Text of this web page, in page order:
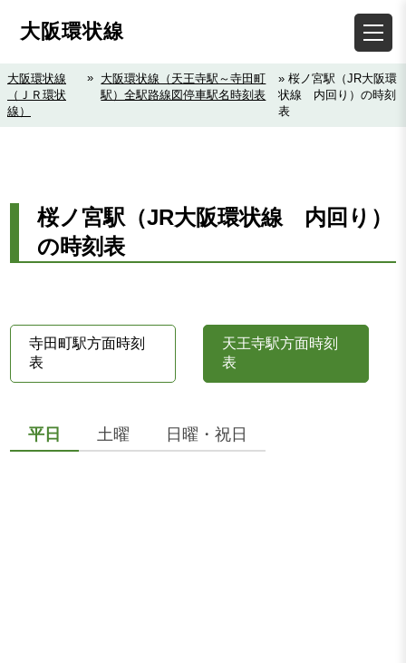
大阪環状線
大阪環状線
（ＪＲ環状
線）
» 大阪環状線（天王寺駅～寺田町
駅）全駅路線図停車駅名時刻表
» 桜ノ宮駅（JR大阪環
状線 内回り）の時刻
表
桜ノ宮駅（JR大阪環状線 内回り）
の時刻表
寺田町駅方面時刻
表
天王寺駅方面時刻
表
平日 土曜 日曜・祝日